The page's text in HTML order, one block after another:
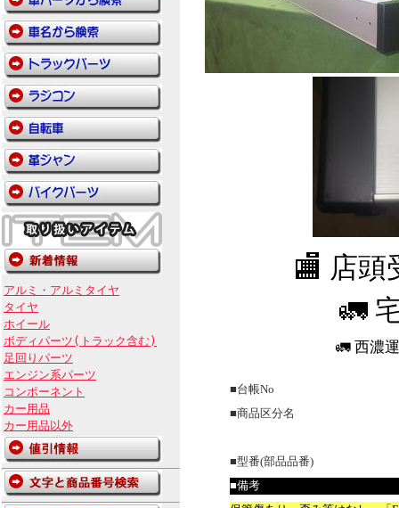
アルミ・アルミタイヤ
タイヤ
ホイール
ボディパーツ(トラック含む)
足回りパーツ
エンジン系パーツ
コンポーネント
カー用品
カー用品以外
🏬 店頭
🚛
🚛 西濃
■台帳No
■商品区分名
■型番(部品品番)
■備考